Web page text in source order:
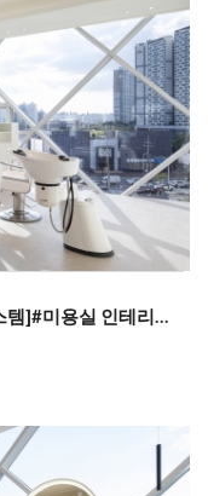
미용실인테리어[다카라벨몬트 RS 시스템]#미용실 인테리어#헤어샵인테리어